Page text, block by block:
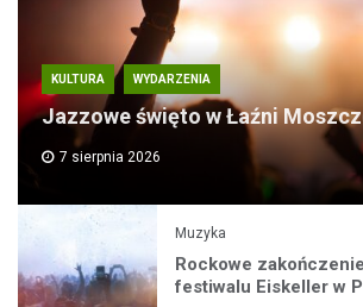
KULTURA WYDARZENIA
Jazzowe święto w Łaźni
7 sierpnia 2026
Muzyka
Rockowe
festiwalu Eiskeller w